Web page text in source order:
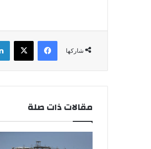
شاركها
فيسبوك
مقالات ذات صلة